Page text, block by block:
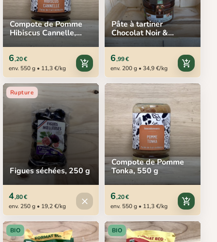
Compote de Pomme
Hibiscus Cannelle,
6,20 €
env. 550 g • 11,3 €/kg
add_shopping_cart
Pâte à tartiner
Chocolat Noir &
Noisettes BIO, Bovetti,
200 g
6,99 €
env. 200 g • 34,9 €/kg
add_shopping_cart
Rupture
Figues séchées, 250 g
4,80 €
env. 250 g • 19,2 €/kg
close Produit indisponible
Compote de Pomme
Tonka, 550 g
6,20 €
env. 550 g • 11,3 €/kg
add_shopping_cart
BIO BIO